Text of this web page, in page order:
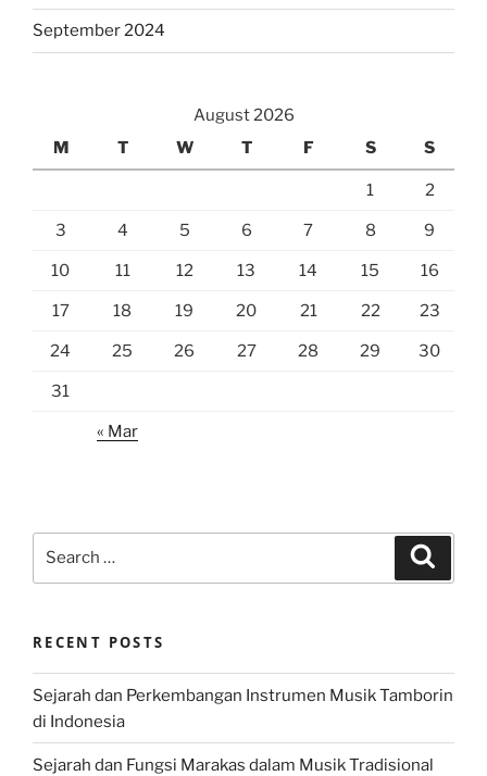
September 2024
August 2026
M
T W T F S S
1 2
3 4 5 6 7 8 9
10 11 12 13 14 15 16
17 18 19 20 21 22 23
24 25 26 27 28 29 30
31
« Mar
RECENT POSTS
Sejarah dan Perkembangan Instrumen Musik Tamborin
di Indonesia
Sejarah dan Fungsi Marakas dalam Musik Tradisional